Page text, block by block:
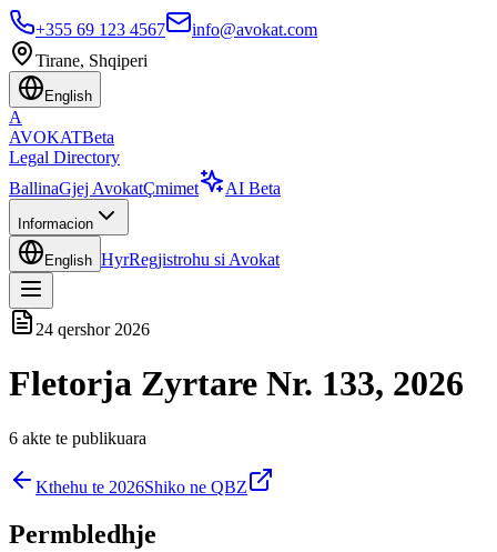
+355 69 123 4567
info@avokat.com
Tirane, Shqiperi
English
A
AVOKATBeta
Legal Directory
BallinaGjej AvokatÇmimet AI Beta
Informacion
English HyrRegjistrohu si Avokat
24 qershor 2026
Fletorja Zyrtare Nr. 133, 2026
6 akte te publikuara
Kthehu te 2026Shiko ne QBZ
Permbledhje